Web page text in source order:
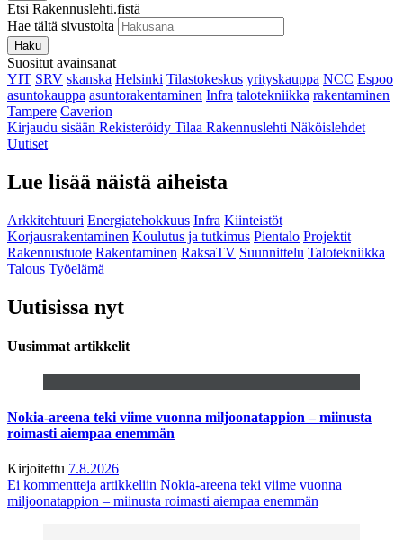
Etsi Rakennuslehti.fistä
Hae tältä sivustolta
Haku
Suositut avainsanat
YIT SRV skanska Helsinki Tilastokeskus yrityskauppa NCC Espoo
asuntokauppa asuntorakentaminen Infra talotekniikka rakentaminen
Tampere Caverion
Kirjaudu sisään Rekisteröidy Tilaa Rakennuslehti Näköislehdet
Uutiset
Lue lisää näistä aiheista
Arkkitehtuuri Energiatehokkuus Infra Kiinteistöt
Korjausrakentaminen Koulutus ja tutkimus Pientalo Projektit
Rakennustuote Rakentaminen RaksaTV Suunnittelu Talotekniikka
Talous Työelämä
Uutisissa nyt
Uusimmat artikkelit
Nokia-areena teki viime vuonna miljoonatappion – miinusta
roimasti aiempaa enemmän
Kirjoitettu 7.8.2026
Ei kommentteja artikkeliin Nokia-areena teki viime vuonna
miljoonatappion – miinusta roimasti aiempaa enemmän